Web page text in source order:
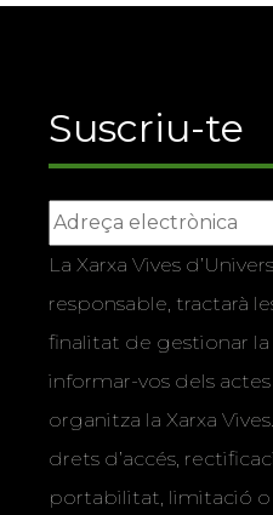
Suscriu-te
La Xarxa Vives
responsable, tractarà
finalitat de gestionar
informar-vos dels
organitza la Xarxa
drets d’accés,
portabilitat, limitació